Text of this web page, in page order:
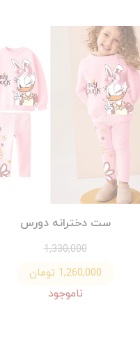
ست دخترانه دورس
1,330,000
1,260,000 تومان
ناموجود